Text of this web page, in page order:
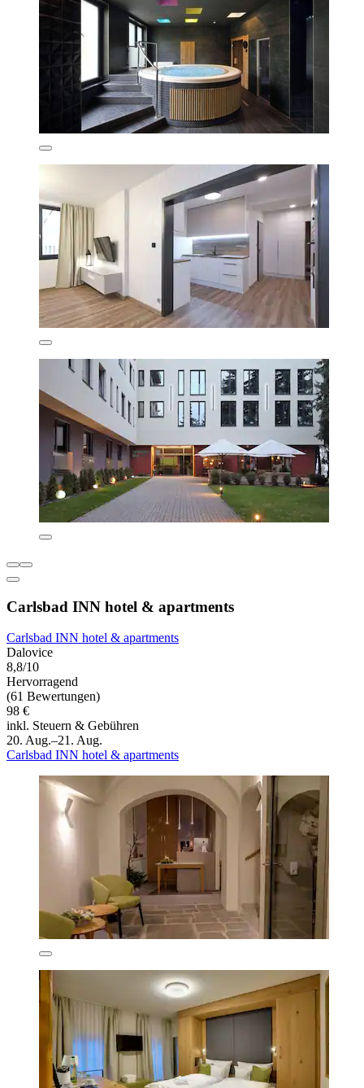
Carlsbad INN hotel & apartments
Carlsbad INN hotel & apartments
Dalovice
8,8/10
Hervorragend
(61 Bewertungen)
98 €
inkl. Steuern & Gebühren
20. Aug.–21. Aug.
Carlsbad INN hotel & apartments